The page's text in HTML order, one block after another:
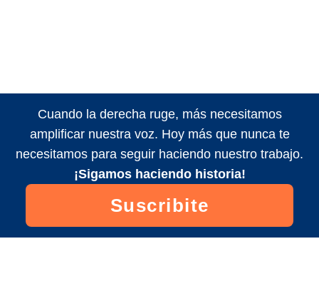
Cuando la derecha ruge, más necesitamos
amplificar nuestra voz. Hoy más que nunca te
necesitamos para seguir haciendo nuestro trabajo.
¡Sigamos haciendo historia!
Suscribite